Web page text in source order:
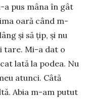
a pus mâna în gât
oară când m-
și să țip, și nu
tare. Mi-a dat o
lată la podea. Nu
atunci. Câtă
Abia m-am putut